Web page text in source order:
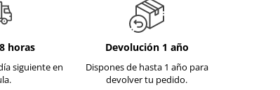
horas
siguiente en
Devolución 1 año
Dispones de hasta 1 año para
devolver tu pedido.